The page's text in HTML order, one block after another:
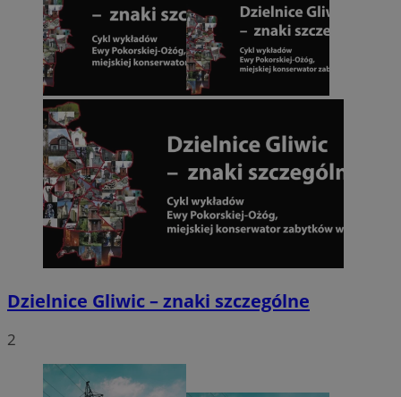
Dzielnice Gliwic – znaki szczególne
2